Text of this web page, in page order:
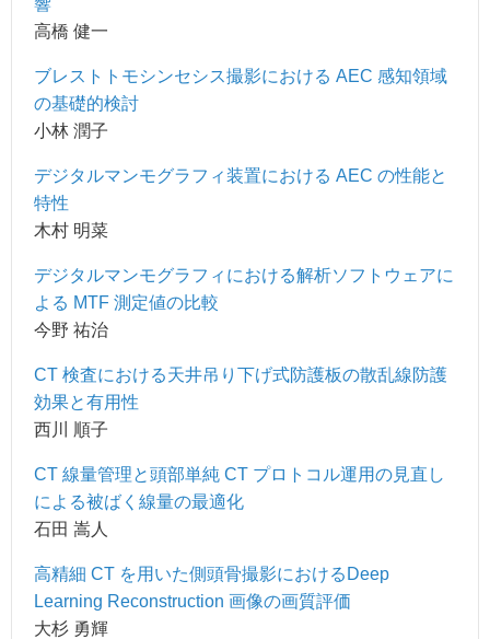
響
高橋 健一
ブレストトモシンセシス撮影における AEC 感知領域
の基礎的検討
小林 潤子
デジタルマンモグラフィ装置における AEC の性能と
特性
木村 明菜
デジタルマンモグラフィにおける解析ソフトウェアに
よる MTF 測定値の比較
今野 祐治
CT 検査における天井吊り下げ式防護板の散乱線防護
効果と有用性
西川 順子
CT 線量管理と頭部単純 CT プロトコル運用の見直し
による被ばく線量の最適化
石田 嵩人
高精細 CT を用いた側頭骨撮影におけるDeep
Learning Reconstruction 画像の画質評価
大杉 勇輝